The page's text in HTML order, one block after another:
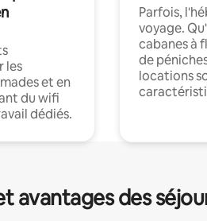
les
et en
du wifi
dédiés.
Parfois,
voyage.
cabanes à
de
locations
avantages des